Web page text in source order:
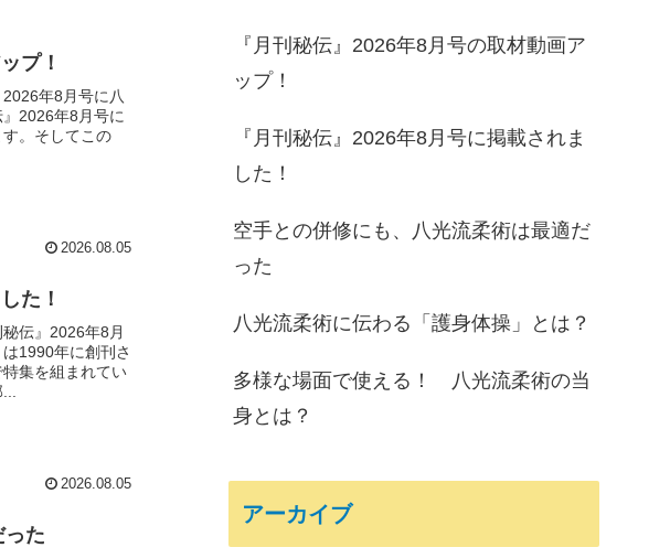
プ！
年8月号に八
2026年8月号に
。そしてこの
2026.08.05
た！
伝』2026年8月
1990年に創刊さ
集を組まれてい
2026.08.05
った
『月刊秘伝』2026年8月号の取材動画ア
ップ！
『月刊秘伝』2026年8月号に掲載されま
した！
空手との併修にも、八光流柔術は最適だ
った
八光流柔術に伝わる「護身体操」とは？
多様な場面で使える！ 八光流柔術の当
身とは？
アーカイブ